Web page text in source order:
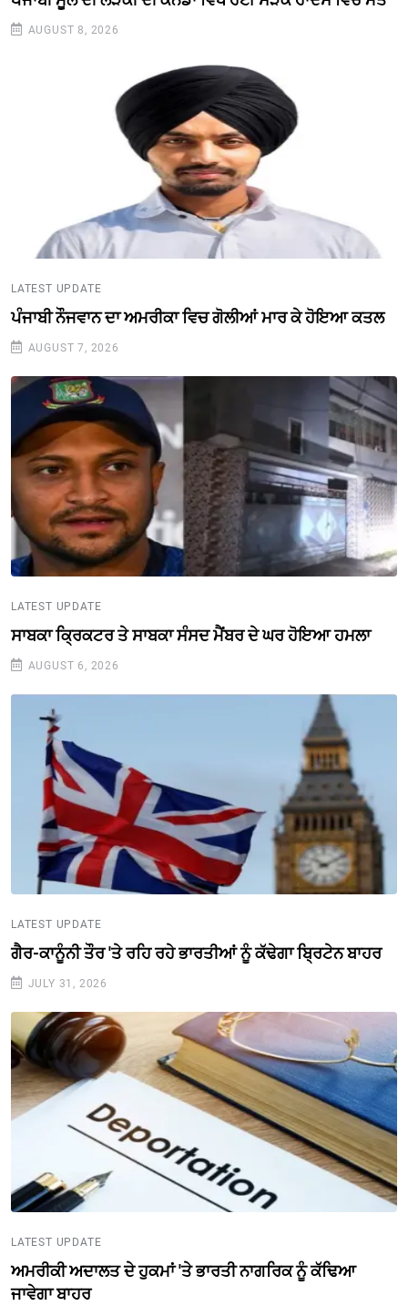
AUGUST 8, 2026
LATEST UPDATE
ਪੰਜਾਬੀ ਨੌਜਵਾਨ ਦਾ ਅਮਰੀਕਾ ਵਿਚ ਗੋਲੀਆਂ ਮਾਰ ਕੇ ਹੋਇਆ ਕਤਲ
AUGUST 7, 2026
LATEST UPDATE
ਸਾਬਕਾ ਕ੍ਰਿਕਟਰ ਤੇ ਸਾਬਕਾ ਸੰਸਦ ਮੈਂਬਰ ਦੇ ਘਰ ਹੋਇਆ ਹਮਲਾ
AUGUST 6, 2026
LATEST UPDATE
ਗੈਰ-ਕਾਨੂੰਨੀ ਤੌਰ 'ਤੇ ਰਹਿ ਰਹੇ ਭਾਰਤੀਆਂ ਨੂੰ ਕੱਢੇਗਾ ਬ੍ਰਿਟੇਨ ਬਾਹਰ
JULY 31, 2026
LATEST UPDATE
ਅਮਰੀਕੀ ਅਦਾਲਤ ਦੇ ਹੁਕਮਾਂ 'ਤੇ ਭਾਰਤੀ ਨਾਗਰਿਕ ਨੂੰ ਕੱਢਿਆ
ਜਾਵੇਗਾ ਬਾਹਰ